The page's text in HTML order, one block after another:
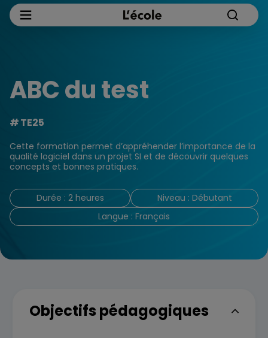
ABC du test
TE25
Cette formation permet d’appréhender l’importance de la
qualité logiciel dans un projet SI et de découvrir quelques
concepts et bonnes pratiques.
Durée : 2 heures
Niveau : Débutant
Langue : Français
Objectifs pédagogiques